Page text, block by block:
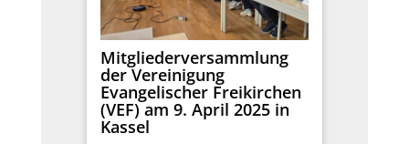
Mitgliederversammlung
der Vereinigung
Evangelischer Freikirchen
(VEF) am 9. April 2025 in
Kassel